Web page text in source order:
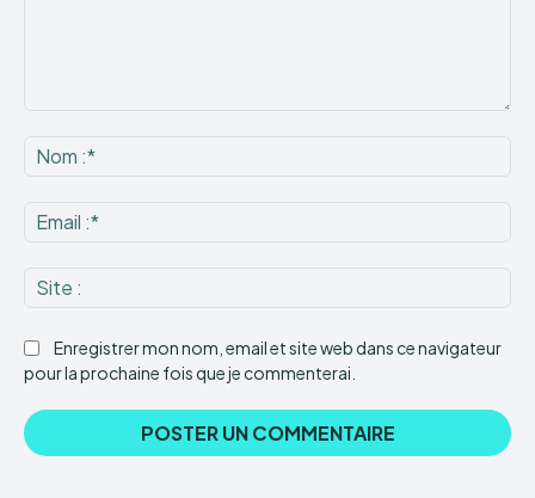
:*
:*
:
Enregistrer mon nom, email et site web dans ce navigateur
pour la prochaine fois que je commenterai.